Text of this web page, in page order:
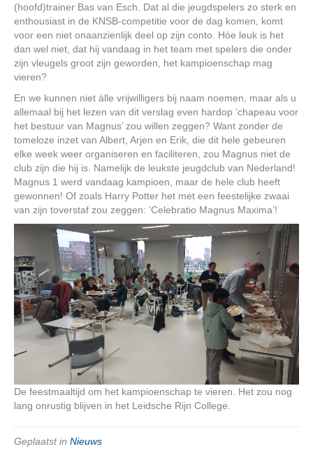
(hoofd)trainer Bas van Esch. Dat al die jeugdspelers zo sterk en
enthousiast in de KNSB-competitie voor de dag komen, komt
voor een niet onaanzienlijk deel op zijn conto. Hóe leuk is het
dan wel niet, dat hij vandaag in het team met spelers die onder
zijn vleugels groot zijn geworden, het kampioenschap mag
vieren?
En we kunnen niet álle vrijwilligers bij naam noemen, maar als u
allemaal bij het lezen van dit verslag even hardop ‘chapeau voor
het bestuur van Magnus’ zou willen zeggen? Want zonder de
tomeloze inzet van Albert, Arjen en Erik, die dit hele gebeuren
elke week weer organiseren en faciliteren, zou Magnus niet de
club zijn die hij is. Namelijk de leukste jeugdclub van Nederland!
Magnus 1 werd vandaag kampioen, maar de hele club heeft
gewonnen! Of zoals Harry Potter het met een feestelijke zwaai
van zijn toverstaf zou zeggen: ‘Celebratio Magnus Maxima’!
De feestmaaltijd om het kampioenschap te vieren. Het zou nog
lang onrustig blijven in het Leidsche Rijn College.
Geplaatst in Nieuws